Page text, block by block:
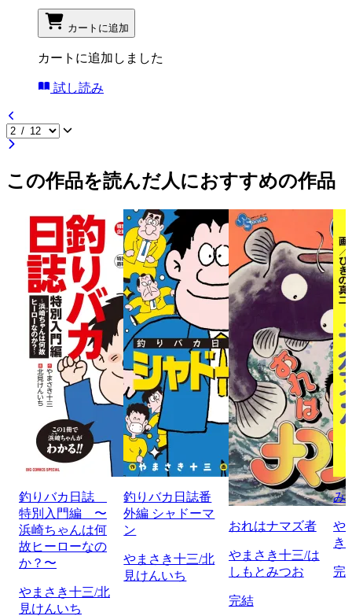
カートに追加
カートに追加しました
試し読み
この作品を読んだ人におすすめの作品
釣りバカ日誌
特別入門編 〜
浜崎ちゃんは何
故ヒーローなの
か？〜
やまさき十三/北
見けんいち
釣りバカ日誌番
外編 シャドーマ
ン
やまさき十三/北
見けんいち
おれはナマズ者
やまさき十三/は
しもとみつお
完結
み
や
き
完